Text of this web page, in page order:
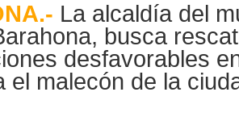
La alcaldía del
busca
desfavorables
el malecón de la